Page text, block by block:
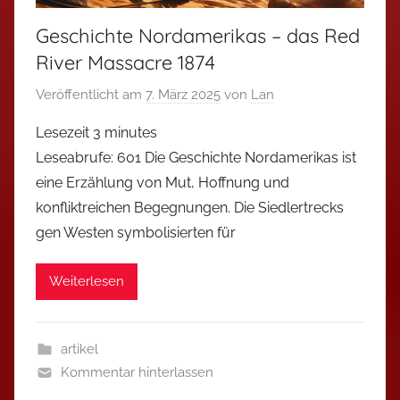
Geschichte Nordamerikas – das Red
River Massacre 1874
Veröffentlicht am 7. März 2025 von Lan
Lesezeit 3 minutes
Leseabrufe: 601 Die Geschichte Nordamerikas ist
eine Erzählung von Mut, Hoffnung und
konfliktreichen Begegnungen. Die Siedlertrecks
gen Westen symbolisierten für
Weiterlesen
artikel
Kommentar hinterlassen